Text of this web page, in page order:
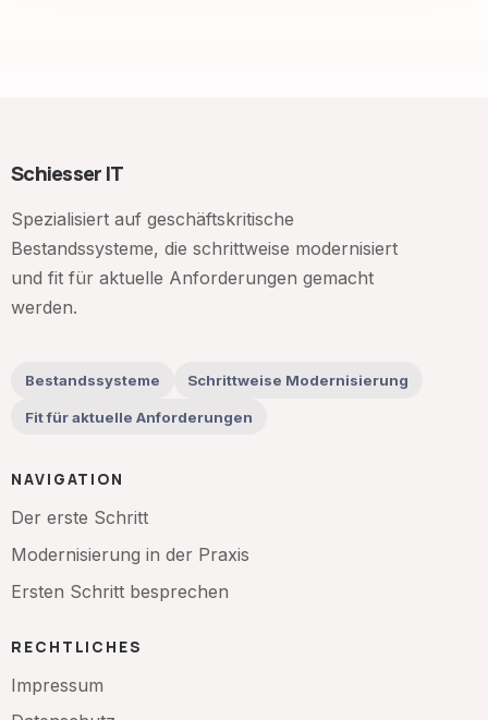
Schiesser IT
Spezialisiert auf geschäftskritische
Bestandssysteme, die schrittweise modernisiert
und fit für aktuelle Anforderungen gemacht
werden.
Bestandssysteme Schrittweise Modernisierung
Fit für aktuelle Anforderungen
NAVIGATION
Der erste Schritt
Modernisierung in der Praxis
Ersten Schritt besprechen
RECHTLICHES
Impressum